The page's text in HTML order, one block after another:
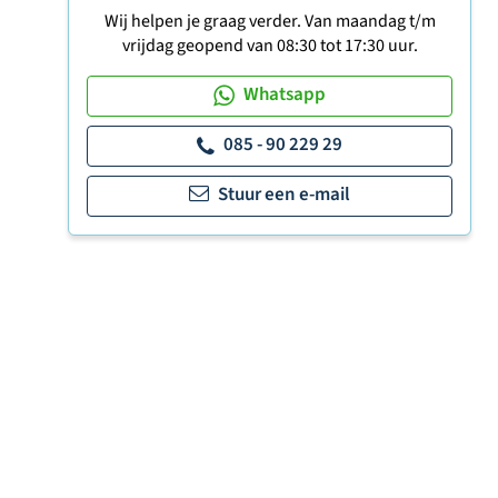
Wij helpen je graag verder. Van maandag t/m
vrijdag geopend van 08:30 tot 17:30 uur.
Whatsapp
085 - 90 229 29
Stuur een e-mail